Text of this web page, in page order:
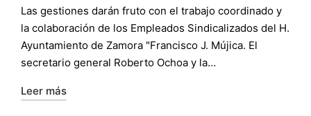
por
en
Las gestiones darán fruto con el trabajo coordinado y
la colaboración de los Empleados Sindicalizados del H.
Ayuntamiento de Zamora "Francisco J. Mújica. El
secretario general Roberto Ochoa y la…
Leer más